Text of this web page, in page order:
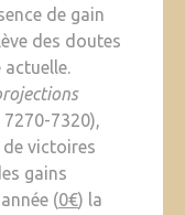
de gain
des doutes
7320),
victoires
gains
(0€) la